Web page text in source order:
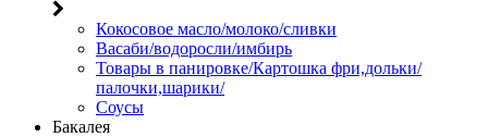
Кокосовое масло/молоко/сливки
Васаби/водоросли/имбирь
Товары в панировке/Картошка фри,дольки/
палочки,шарики/
Соусы
Бакалея